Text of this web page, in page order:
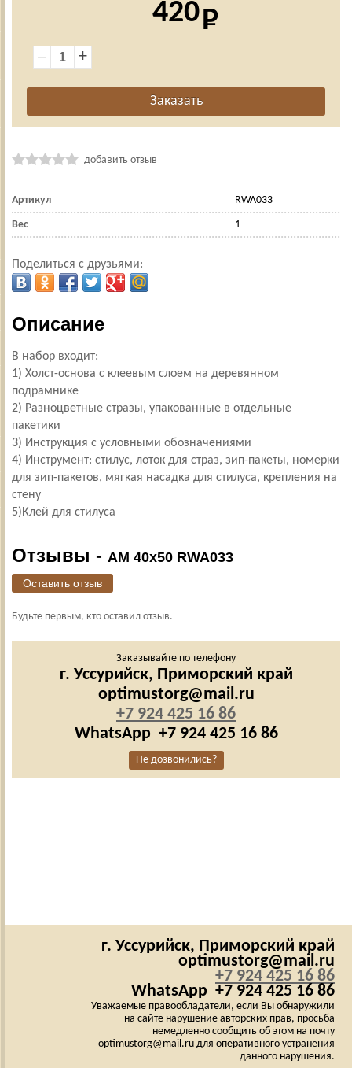
420
+
добавить отзыв
Артикул RWA033
Вес 1
Поделиться с друзьями:
Описание
В набор входит:
1) Холст-основа с клеевым слоем на деревянном
подрамнике
2) Разноцветные стразы, упакованные в отдельные
пакетики
3) Инструкция с условными обозначениями
4) Инструмент: стилус, лоток для страз, зип-пакеты, номерки
для зип-пакетов, мягкая насадка для стилуса, крепления на
стену
5)Клей для стилуса
Отзывы - AM 40x50 RWA033
Оставить отзыв
Будьте первым, кто оставил отзыв.
Заказывайте по телефону
г. Уссурийск, Приморский край
optimustorg@mail.ru
+7 924 425 16 86
WhatsApp +7 924 425 16 86
Не дозвонились?
г. Уссурийск, Приморский край
optimustorg@mail.ru
+7 924 425 16 86
WhatsApp +7 924 425 16 86
Уважаемые правообладатели, если Вы обнаружили
на сайте нарушение авторских прав, просьба
немедленно сообщить об этом на почту
optimustorg@mail.ru для оперативного устранения
данного нарушения.